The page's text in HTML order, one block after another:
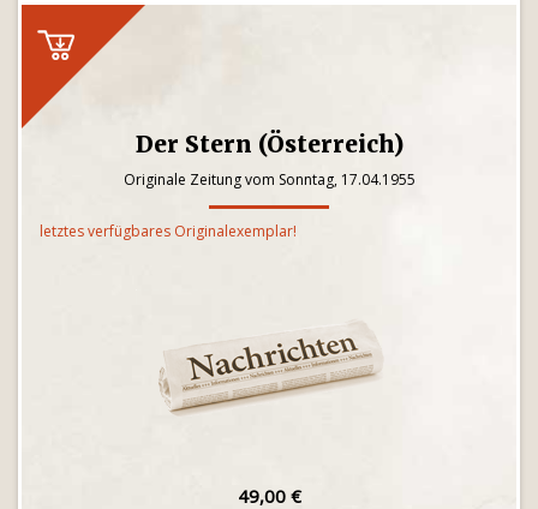
Der Stern (Österreich)
Originale Zeitung vom Sonntag, 17.04.1955
letztes verfügbares Originalexemplar!
49,00 €